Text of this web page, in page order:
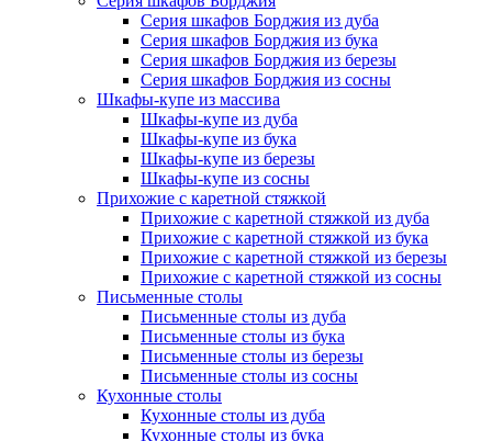
Серия шкафов Борджия из дуба
Серия шкафов Борджия из бука
Серия шкафов Борджия из березы
Серия шкафов Борджия из сосны
Шкафы-купе из массива
Шкафы-купе из дуба
Шкафы-купе из бука
Шкафы-купе из березы
Шкафы-купе из сосны
Прихожие с каретной стяжкой
Прихожие с каретной стяжкой из дуба
Прихожие с каретной стяжкой из бука
Прихожие с каретной стяжкой из березы
Прихожие с каретной стяжкой из сосны
Письменные столы
Письменные столы из дуба
Письменные столы из бука
Письменные столы из березы
Письменные столы из сосны
Кухонные столы
Кухонные столы из дуба
Кухонные столы из бука